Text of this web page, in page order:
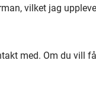
vilket jag
med. Om du vill